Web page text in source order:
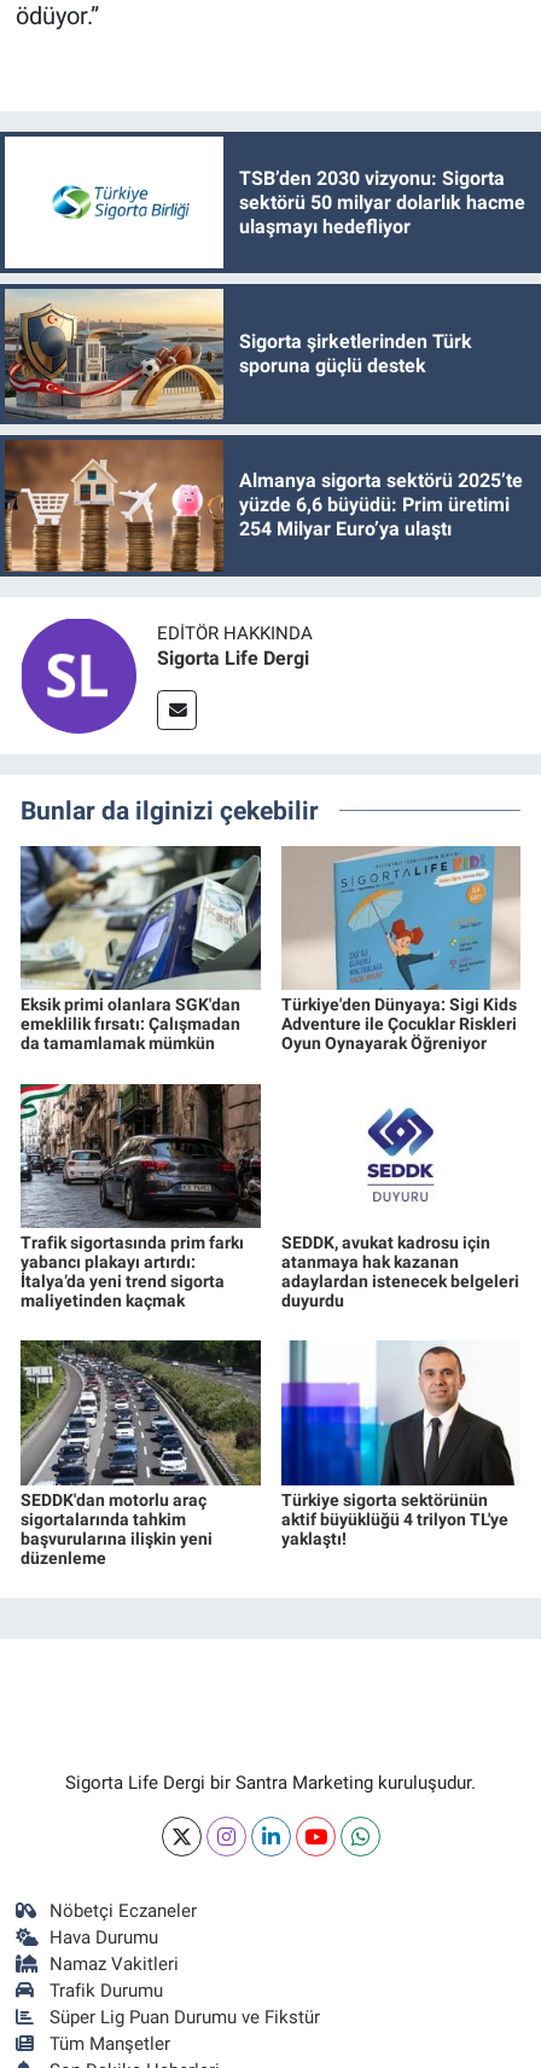
ödüyor.”
TSB’den 2030 vizyonu: Sigorta
sektörü 50 milyar dolarlık hacme
ulaşmayı hedefliyor
Sigorta şirketlerinden Türk
sporuna güçlü destek
Almanya sigorta sektörü 2025’te
yüzde 6,6 büyüdü: Prim üretimi
254 Milyar Euro’ya ulaştı
EDITÖR HAKKINDA
Sigorta Life Dergi
Bunlar da ilginizi çekebilir
Eksik primi olanlara SGK'dan
emeklilik fırsatı: Çalışmadan
da tamamlamak mümkün
Türkiye'den Dünyaya: Sigi Kids
Adventure ile Çocuklar Riskleri
Oyun Oynayarak Öğreniyor
Trafik sigortasında prim farkı
yabancı plakayı artırdı:
İtalya’da yeni trend sigorta
maliyetinden kaçmak
SEDDK, avukat kadrosu için
atanmaya hak kazanan
adaylardan istenecek belgeleri
duyurdu
SEDDK'dan motorlu araç
sigortalarında tahkim
başvurularına ilişkin yeni
düzenleme
Türkiye sigorta sektörünün
aktif büyüklüğü 4 trilyon TL'ye
yaklaştı!
Sigorta Life Dergi bir Santra Marketing kuruluşudur.
Nöbetçi Eczaneler
Hava Durumu
Namaz Vakitleri
Trafik Durumu
Süper Lig Puan Durumu ve Fikstür
Tüm Manşetler